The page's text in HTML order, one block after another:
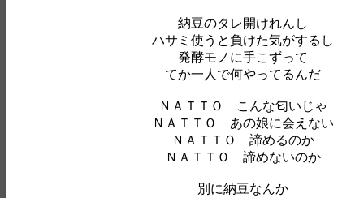
納豆のタレ開けれんし
ハサミ使うと負けた気がするし
発酵モノに手こずって
てか一人で何やってるんだ
ＮＡＴＴＯ こんな匂いじゃ
ＮＡＴＴＯ あの娘に会えない
ＮＡＴＴＯ 諦めるのか
ＮＡＴＴＯ 諦めないのか
別に納豆なんか